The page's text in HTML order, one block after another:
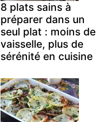
8 plats sains à
préparer dans un
seul plat : moins de
vaisselle, plus de
sérénité en cuisine